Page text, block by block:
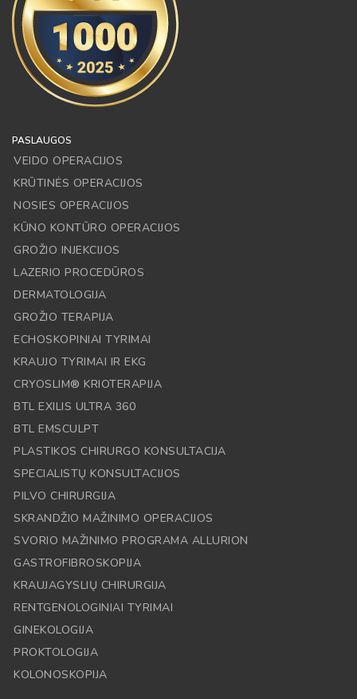
PASLAUGOS
VEIDO OPERACIJOS
KRŪTINĖS OPERACIJOS
NOSIES OPERACIJOS
KŪNO KONTŪRO OPERACIJOS
GROŽIO INJEKCIJOS
LAZERIO PROCEDŪROS
DERMATOLOGIJA
GROŽIO TERAPIJA
ECHOSKOPINIAI TYRIMAI
KRAUJO TYRIMAI IR EKG
CRYOSLIM® KRIOTERAPIJA
BTL EXILIS ULTRA 360
BTL EMSCULPT
PLASTIKOS CHIRURGO KONSULTACIJA
SPECIALISTŲ KONSULTACIJOS
PILVO CHIRURGIJA
SKRANDŽIO MAŽINIMO OPERACIJOS
SVORIO MAŽINIMO PROGRAMA ALLURION
GASTROFIBROSKOPIJA
KRAUJAGYSLIŲ CHIRURGIJA
RENTGENOLOGINIAI TYRIMAI
GINEKOLOGIJA
PROKTOLOGIJA
KOLONOSKOPIJA